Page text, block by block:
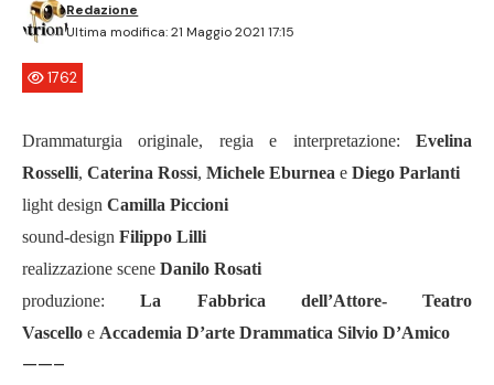
Ultima modifica: 21 Maggio 2021 17:15
Redazione
1762
Drammaturgia originale, regia e interpretazione: Evelina
Rosselli, Caterina Rossi, Michele Eburnea e Diego Parlanti
light design Camilla Piccioni
sound-design Filippo Lilli
realizzazione scene Danilo Rosati
produzione:
La Fabbrica dell’Attore- Teatro
Vascello e Accademia D’arte Drammatica Silvio D’Amico
——–